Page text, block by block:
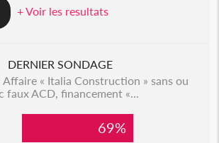
+ Voir les resultats
DERNIER SONDAGE
« Italia Construction » sans ou
faux ACD, financement «...
69%